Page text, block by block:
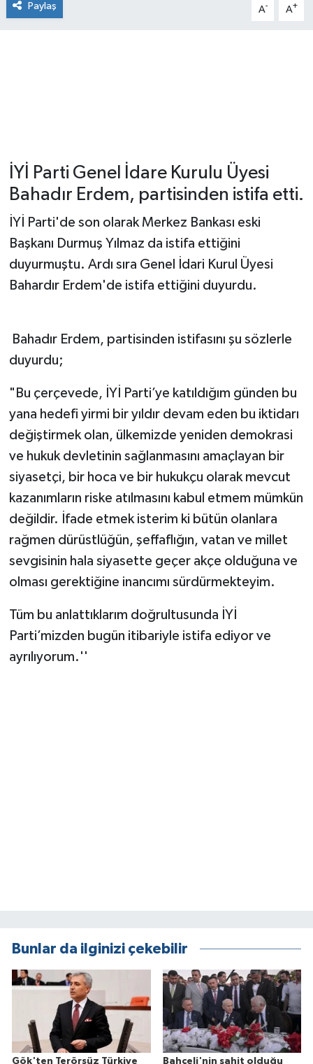
Paylaş A- A+
İYİ Parti Genel İdare Kurulu Üyesi
Bahadır Erdem, partisinden istifa etti.
İYİ Parti'de son olarak Merkez Bankası eski
Başkanı Durmuş Yılmaz da istifa ettiğini
duyurmuştu. Ardı sıra Genel İdari Kurul Üyesi
Bahardır Erdem'de istifa ettiğini duyurdu.
Bahadır Erdem, partisinden istifasını şu sözlerle
duyurdu;
"Bu çerçevede, İYİ Parti’ye katıldığım günden bu
yana hedefi yirmi bir yıldır devam eden bu iktidarı
değiştirmek olan, ülkemizde yeniden demokrasi
ve hukuk devletinin sağlanmasını amaçlayan bir
siyasetçi, bir hoca ve bir hukukçu olarak mevcut
kazanımların riske atılmasını kabul etmem mümkün
değildir. İfade etmek isterim ki bütün olanlara
rağmen dürüstlüğün, şeffaflığın, vatan ve millet
sevgisinin hala siyasette geçer akçe olduğuna ve
olması gerektiğine inancımı sürdürmekteyim.
Tüm bu anlattıklarım doğrultusunda İYİ
Parti’mizden bugün itibariyle istifa ediyor ve
ayrılıyorum.''
Bunlar da ilginizi çekebilir
Gök'ten Terörsüz Türkiye Bahçeli'nin şahit olduğu